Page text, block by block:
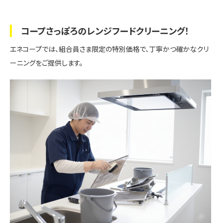
コープさっぽろのレンジフードクリーニング！
エネコープでは、組合員さま限定の特別価格で、丁寧かつ確かなクリ
ーニングをご提供します。